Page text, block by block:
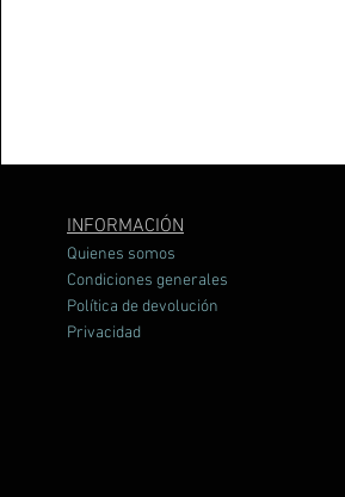
INFORMACIÓN
Quienes somos
Condiciones generales
Política de devolución
Privacidad